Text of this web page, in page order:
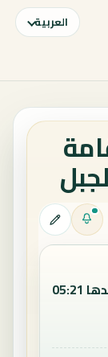
العربية